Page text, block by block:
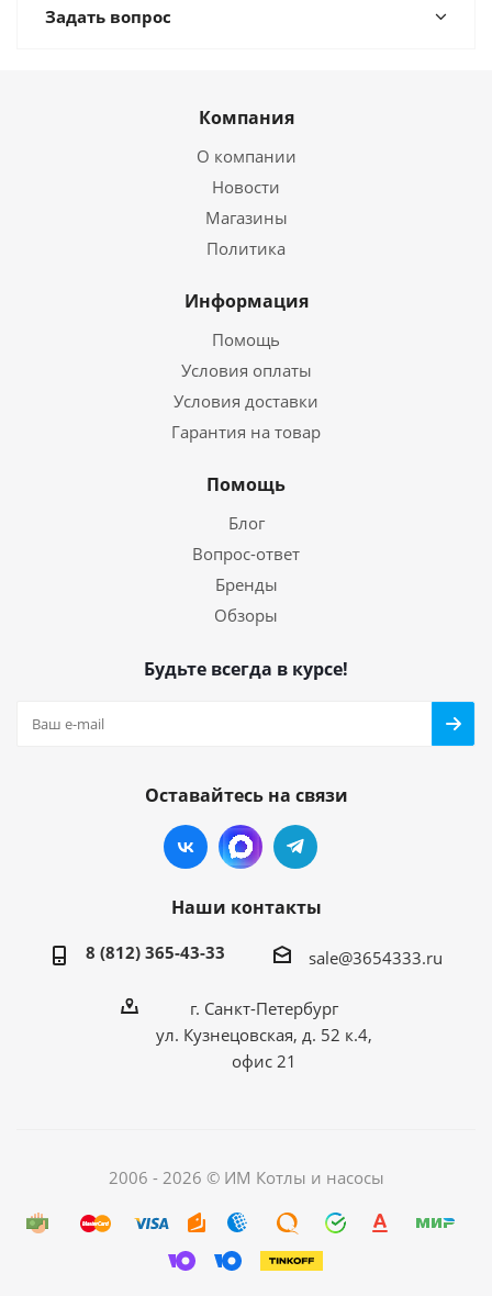
Задать вопрос
Компания
О компании
Новости
Магазины
Политика
Информация
Помощь
Условия оплаты
Условия доставки
Гарантия на товар
Помощь
Блог
Вопрос-ответ
Бренды
Обзоры
Будьте всегда в курсе!
Оставайтесь на связи
Наши контакты
8 (812) 365-43-33 sale@3654333.ru
г. Санкт-Петербург
ул. Кузнецовская, д. 52 к.4,
офис 21
2006 - 2026 © ИМ Котлы и насосы